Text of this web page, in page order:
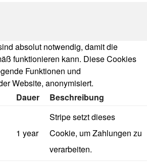
absolut notwendig, damit die
funktionieren kann. Diese Cookies
Funktionen und
Website, anonymisiert.
Dauer Beschreibung
1 year
Stripe setzt dieses
Cookie, um Zahlungen zu
verarbeiten.